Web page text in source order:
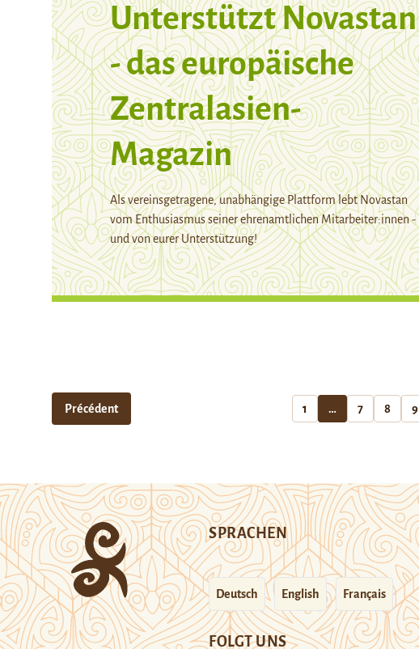
Unterstützt Novastan
- das europäische
Zentralasien-
Magazin
Als vereinsgetragene, unabhängige Plattform lebt Novastan
vom Enthusiasmus seiner ehrenamtlichen Mitarbeiter:innen -
und von eurer Unterstützung!
Précédent 1 … 7 8 9
SPRACHEN
Deutsch English Français
FOLGT UNS